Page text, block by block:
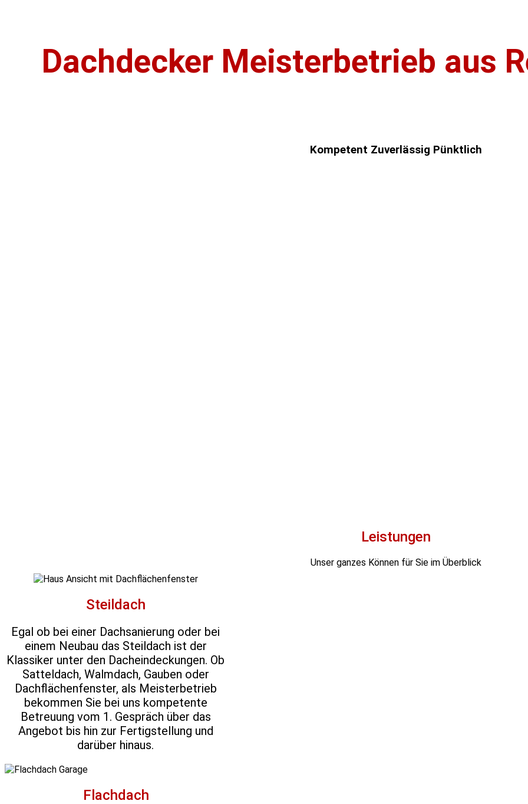
Dachdecker Meisterbetrieb aus
Kompetent Zuverlässig Pünktlich
Leistungen
Unser ganzes Können für Sie im Überblick
Steildach
Egal ob bei einer Dachsanierung oder bei
einem Neubau das Steildach ist der
Klassiker unter den Dacheindeckungen. Ob
Satteldach, Walmdach, Gauben oder
Dachflächenfenster, als Meisterbetrieb
bekommen Sie bei uns kompetente
Betreuung vom 1. Gespräch über das
Angebot bis hin zur Fertigstellung und
darüber hinaus.
Flachdach